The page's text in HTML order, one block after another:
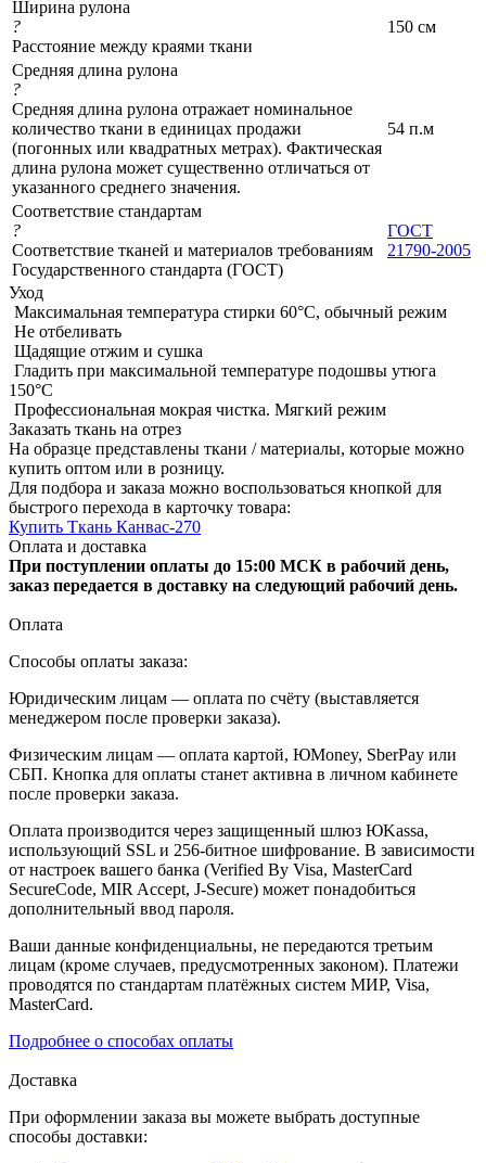
Ширина рулона
?
Расстояние между краями ткани
150 см
Средняя длина рулона
?
Средняя длина рулона отражает номинальное
количество ткани в единицах продажи
(погонных или квадратных метрах). Фактическая
длина рулона может существенно отличаться от
указанного среднего значения.
54 п.м
Соответствие стандартам
?
Соответствие тканей и материалов требованиям
Государственного стандарта (ГОСТ)
ГОСТ
21790-2005
Уход
Максимальная температура стирки 60°C, обычный режим
Не отбеливать
Щадящие отжим и сушка
Гладить при максимальной температуре подошвы утюга
150°С
Профессиональная мокрая чистка. Мягкий режим
Заказать ткань на отрез
На образце представлены ткани / материалы, которые можно
купить оптом или в розницу.
Для подбора и заказа можно воспользоваться кнопкой для
быстрого перехода в карточку товара:
Купить Ткань Канвас-270
Оплата и доставка
При поступлении оплаты до 15:00 МСК в рабочий день,
заказ передается в доставку на следующий рабочий день.
Оплата
Способы оплаты заказа:
Юридическим лицам — оплата по счёту (выставляется
менеджером после проверки заказа).
Физическим лицам — оплата картой, ЮMoney, SberPay или
СБП. Кнопка для оплаты станет активна в личном кабинете
после проверки заказа.
Оплата производится через защищенный шлюз ЮKassa,
использующий SSL и 256-битное шифрование. В зависимости
от настроек вашего банка (Verified By Visa, MasterCard
SecureCode, MIR Accept, J-Secure) может понадобиться
дополнительный ввод пароля.
Ваши данные конфиденциальны, не передаются третьим
лицам (кроме случаев, предусмотренных законом). Платежи
проводятся по стандартам платёжных систем МИР, Visa,
MasterCard.
Подробнее о способах оплаты
Доставка
При оформлении заказа вы можете выбрать доступные
способы доставки: